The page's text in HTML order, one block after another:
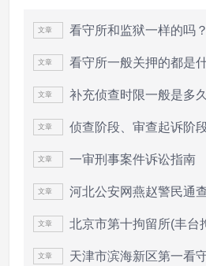
文章 看守所和监狱一样的吗？
文章
文章 补充侦查时限一般是多久
文章
文章 一审刑事案件诉讼指南
文章
文章
文章